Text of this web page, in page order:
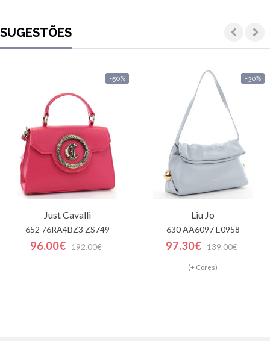
SUGESTÕES
-50%
Just Cavalli
652 76RA4BZ3 ZS749
96.00€ 192.00€
-30%
Liu Jo
630 AA6097 E0958
97.30€ 139.00€
(+ Cores)